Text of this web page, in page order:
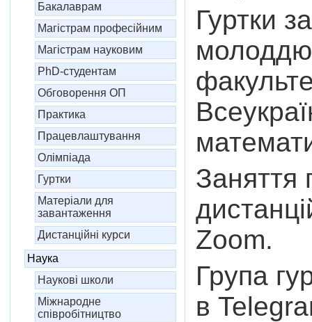
Бакалаврам
Магістрам професійним
Магістрам науковим
PhD-студентам
Обговорення ОП
Практика
Працевлаштування
Олімпіада
Гуртки
Матеріали для
завантаження
Дистанційні курси
Наука
Наукові школи
Міжнародне
співробітництво
Гуртки
молоддю
Заняття
Zoom.
Група
в